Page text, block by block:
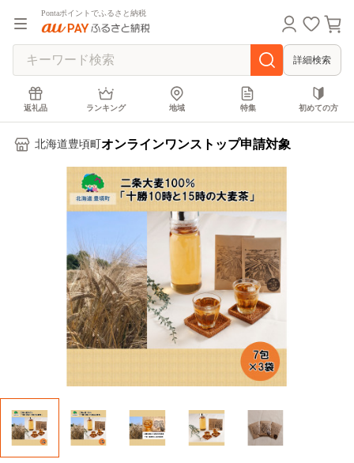
Pontaポイントでふるさと納税
詳細検索
返礼品 ランキング 地域 特集 初めての方
北海道豊頃町 オンラインワンストップ申請対象